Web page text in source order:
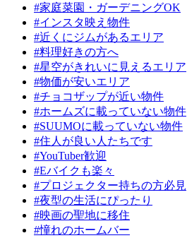
#家庭菜園・ガーデニングOK
#インスタ映え物件
#近くにジムがあるエリア
#料理好きの方へ
#星空がきれいに見えるエリア
#物価が安いエリア
#チョコザップが近い物件
#ホームズに載っていない物件
#SUUMOに載っていない物件
#住人が良い人たちです
#YouTuber歓迎
#Eバイクも楽々
#プロジェクター持ちの方必見
#夜型の生活にぴったり
#映画の聖地に移住
#憧れのホームバー